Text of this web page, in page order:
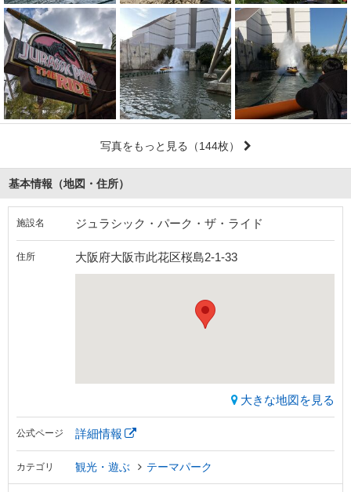
写真をもっと見る （144枚）
基本情報（地図・住所）
施設名 ジュラシック・パーク・ザ・ライド
住所 大阪府大阪市此花区桜島2-1-33
大きな地図を見る
公式ページ 詳細情報
カテゴリ 観光・遊ぶ テーマパーク